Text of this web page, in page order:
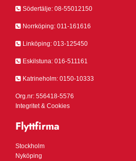
 Södertälje: 08-55012150
 Norrköping: 011-161616
 Linköping: 013-125450
 Eskilstuna: 016-511161
 Katrineholm: 0150-10333
Org.nr: 556418-5576
Integritet & Cookies
Flyttfirma
Stockholm
Nyköping